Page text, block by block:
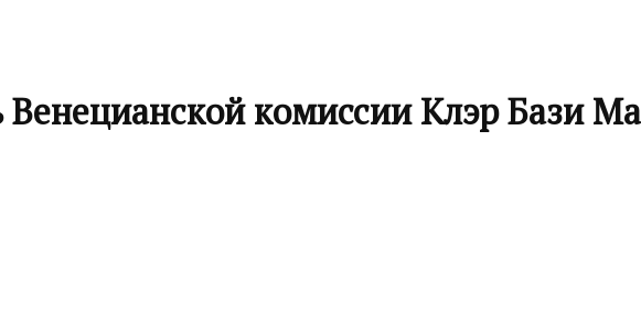
Венецианской комиссии Клэр Бази